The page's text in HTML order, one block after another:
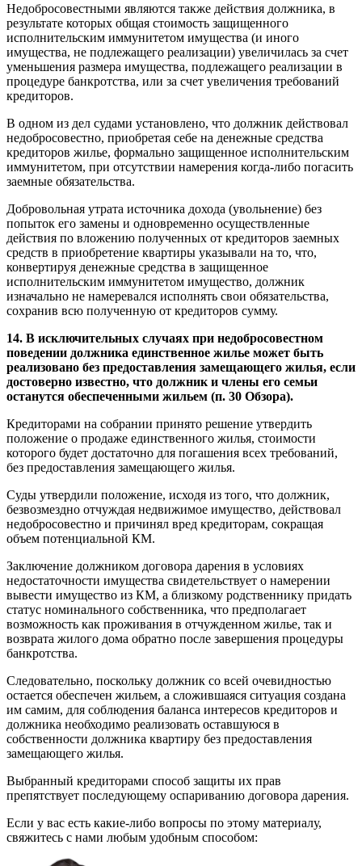
Недобросовестными являются также действия должника, в
результате которых общая стоимость защищенного
исполнительским иммунитетом имущества (и иного
имущества, не подлежащего реализации) увеличилась за счет
уменьшения размера имущества, подлежащего реализации в
процедуре банкротства, или за счет увеличения требований
кредиторов.
В одном из дел судами установлено, что должник действовал
недобросовестно, приобретая себе на денежные средства
кредиторов жилье, формально защищенное исполнительским
иммунитетом, при отсутствии намерения когда-либо погасить
заемные обязательства.
Добровольная утрата источника дохода (увольнение) без
попыток его замены и одновременно осуществленные
действия по вложению полученных от кредиторов заемных
средств в приобретение квартиры указывали на то, что,
конвертируя денежные средства в защищенное
исполнительским иммунитетом имущество, должник
изначально не намеревался исполнять свои обязательства,
сохранив всю полученную от кредиторов сумму.
14. В исключительных случаях при недобросовестном
поведении должника единственное жилье может быть
реализовано без предоставления замещающего жилья, если
достоверно известно, что должник и члены его семьи
останутся обеспеченными жильем (п. 30 Обзора).
Кредиторами на собрании принято решение утвердить
положение о продаже единственного жилья, стоимости
которого будет достаточно для погашения всех требований,
без предоставления замещающего жилья.
Суды утвердили положение, исходя из того, что должник,
безвозмездно отчуждая недвижимое имущество, действовал
недобросовестно и причинял вред кредиторам, сокращая
объем потенциальной КМ.
Заключение должником договора дарения в условиях
недостаточности имущества свидетельствует о намерении
вывести имущество из КМ, а близкому родственнику придать
статус номинального собственника, что предполагает
возможность как проживания в отчужденном жилье, так и
возврата жилого дома обратно после завершения процедуры
банкротства.
Следовательно, поскольку должник со всей очевидностью
остается обеспечен жильем, а сложившаяся ситуация создана
им самим, для соблюдения баланса интересов кредиторов и
должника необходимо реализовать оставшуюся в
собственности должника квартиру без предоставления
замещающего жилья.
Выбранный кредиторами способ защиты их прав
препятствует последующему оспариванию договора дарения.
Если у вас есть какие-либо вопросы по этому материалу,
свяжитесь с нами любым удобным способом: